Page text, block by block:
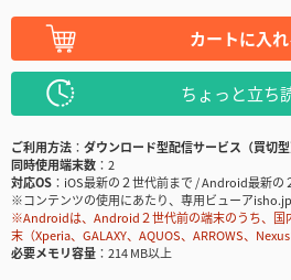
カートに入れ
ちょっと立ち
ご利用方法
ダウンロード型配信サービス（買切型
同時使用端末数
2
対応OS
iOS最新の２世代前まで / Android最新の
※コンテンツの使用にあたり、専用ビューア
※Androidは、Android２世代前の端末のうち、国
末（Xperia、GALAXY、AQUOS、ARROWS、
必要メモリ容量
214 MB以上